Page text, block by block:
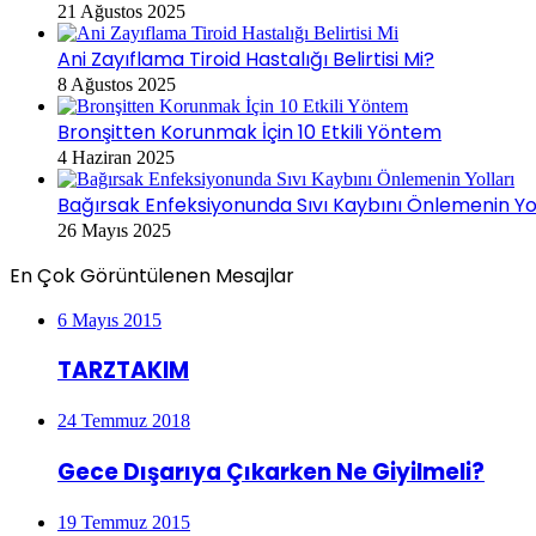
21 Ağustos 2025
Ani Zayıflama Tiroid Hastalığı Belirtisi Mi?
8 Ağustos 2025
Bronşitten Korunmak İçin 10 Etkili Yöntem
4 Haziran 2025
Bağırsak Enfeksiyonunda Sıvı Kaybını Önlemenin
26 Mayıs 2025
En Çok Görüntülenen Mesajlar
6 Mayıs 2015
TARZTAKIM
24 Temmuz 2018
Gece Dışarıya Çıkarken Ne Giyilmeli?
19 Temmuz 2015